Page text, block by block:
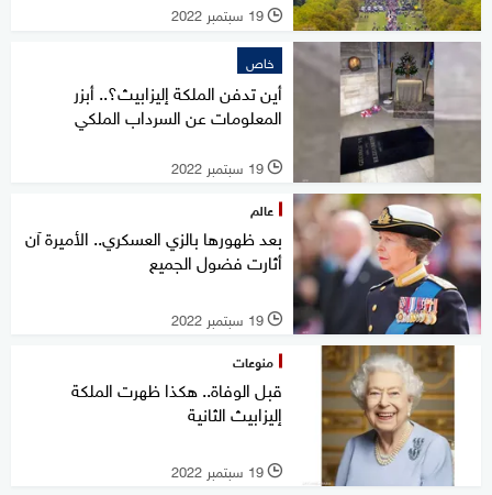
l 19 سبتمبر 2022
خاص
أين تدفن الملكة إليزابيث؟.. أبزر
المعلومات عن السرداب الملكي
l 19 سبتمبر 2022
عالم
بعد ظهورها بالزي العسكري.. الأميرة آن
أثارت فضول الجميع
l 19 سبتمبر 2022
منوعات
قبل الوفاة.. هكذا ظهرت الملكة
إليزابيث الثانية
l 19 سبتمبر 2022